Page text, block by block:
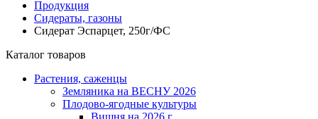
Продукция
Сидераты, газоны
Сидерат Эспарцет, 250г/ФС
Каталог товаров
Растения, саженцы
Земляника на ВЕСНУ 2026
Плодово-ягодные культуры
Вишня на 2026 г